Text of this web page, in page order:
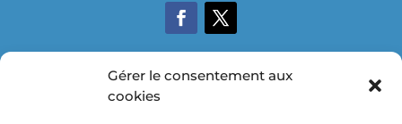
Gérer le consentement aux
cookies